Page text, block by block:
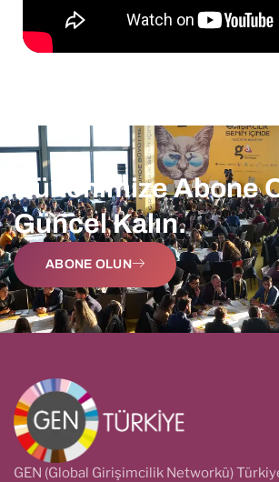
Bültenimize Abone
Güncel Kalın.
ABONE OLUN
GEN (Global Girişimcilik Networkü)